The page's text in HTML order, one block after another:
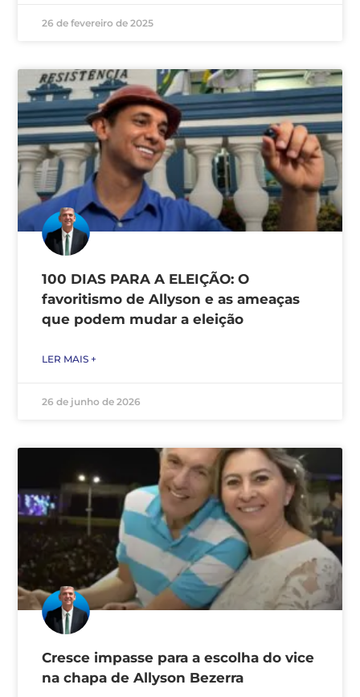
26 de fevereiro de 2025
100 DIAS PARA A ELEIÇÃO: O
favoritismo de Allyson e as ameaças
que podem mudar a eleição
LER MAIS +
26 de junho de 2026
Cresce impasse para a escolha do vice
na chapa de Allyson Bezerra